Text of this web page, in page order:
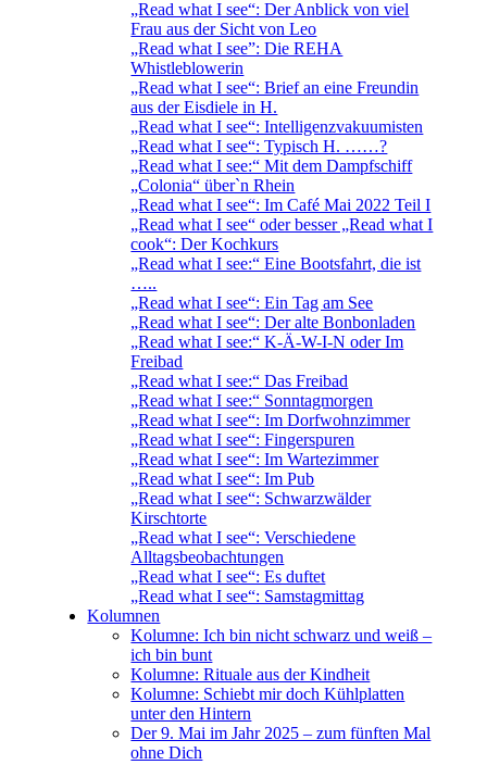
„Read what I see“: Der Anblick von viel
Frau aus der Sicht von Leo
„Read what I see”: Die REHA
Whistleblowerin
„Read what I see“: Brief an eine Freundin
aus der Eisdiele in H.
„Read what I see“: Intelligenzvakuumisten
„Read what I see“: Typisch H. ……?
„Read what I see:“ Mit dem Dampfschiff
„Colonia“ über`n Rhein
„Read what I see“: Im Café Mai 2022 Teil I
„Read what I see“ oder besser „Read what I
cook“: Der Kochkurs
„Read what I see:“ Eine Bootsfahrt, die ist
…..
„Read what I see“: Ein Tag am See
„Read what I see“: Der alte Bonbonladen
„Read what I see:“ K-Ä-W-I-N oder Im
Freibad
„Read what I see:“ Das Freibad
„Read what I see:“ Sonntagmorgen
„Read what I see“: Im Dorfwohnzimmer
„Read what I see“: Fingerspuren
„Read what I see“: Im Wartezimmer
„Read what I see“: Im Pub
„Read what I see“: Schwarzwälder
Kirschtorte
„Read what I see“: Verschiedene
Alltagsbeobachtungen
„Read what I see“: Es duftet
„Read what I see“: Samstagmittag
Kolumnen
Kolumne: Ich bin nicht schwarz und weiß –
ich bin bunt
Kolumne: Rituale aus der Kindheit
Kolumne: Schiebt mir doch Kühlplatten
unter den Hintern
Der 9. Mai im Jahr 2025 – zum fünften Mal
ohne Dich